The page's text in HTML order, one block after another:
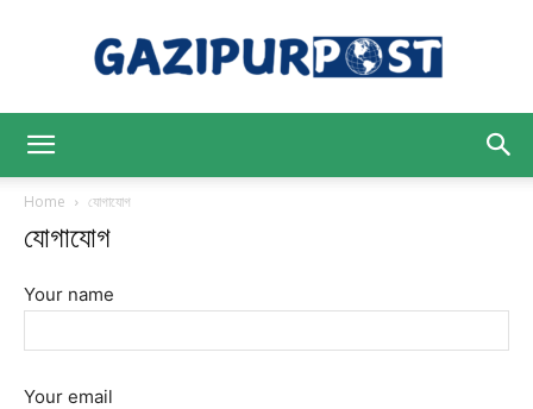
Home যোগাযোগ
যোগাযোগ
Your name
Your email